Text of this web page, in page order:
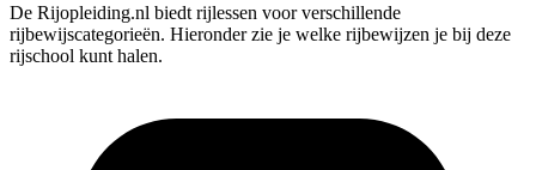
De Rijopleiding.nl biedt rijlessen voor verschillende
rijbewijscategorieën. Hieronder zie je welke rijbewijzen je bij deze
rijschool kunt halen.